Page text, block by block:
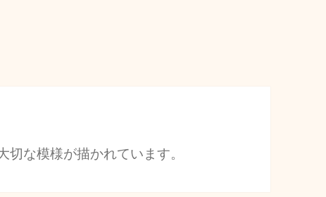
な模様が描かれています。